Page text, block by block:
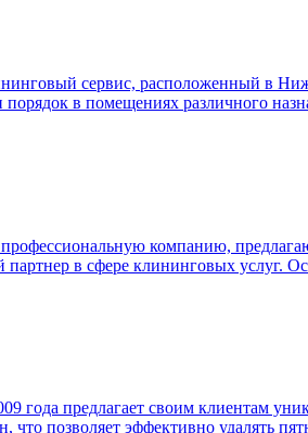
сервис, расположенный в
в помещениях различного
компанию,
в сфере клининговых услуг.
года предлагает своим клиентам
что позволяет эффективно удалять